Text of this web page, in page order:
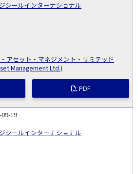
シールインターナショナル
アセット・マネジメント・リミテッド
Management Ltd.)
PDF
19
シールインターナショナル